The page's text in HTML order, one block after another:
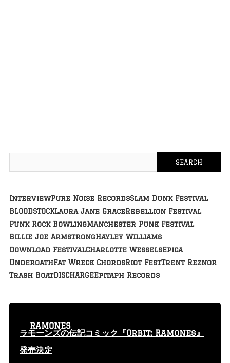
InterviewPure Noise RecordsSlam Dunk Festival
BLOODSTOCKLaura Jane GraceRebellion Festival
Punk Rock BowlingManchester Punk Festival
Billie Joe ArmstrongHayley Williams
Download FestivalCharlotte WesselsEpica
UnderoathFat Wreck ChordsRiot FestTrent Reznor
Trash BoatDISCHARGEEpitaph Records
ラモーンズの伝記コミック『Orbit: Ramones』
発売決定
RAMONES